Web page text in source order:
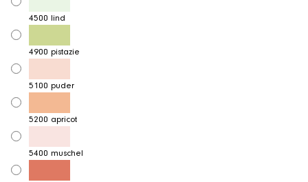
4500 lind
4900 pistazie
5100 puder
5200 apricot
5400 muschel